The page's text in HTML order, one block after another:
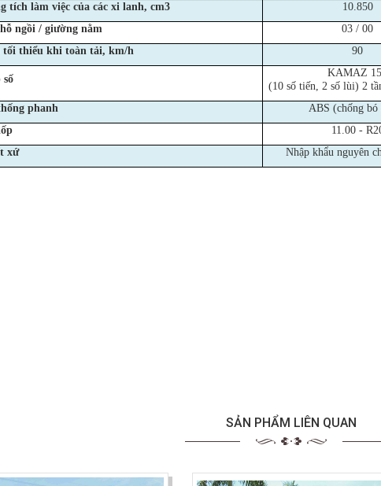
tích làm việc của các xi lanh, cm3
10.850
ngồi / giường nằm
03 / 00
tối thiểu khi toàn tải, km/h
90
số
KAMAZ
(10 số tiến, 2 số lùi) 2
phanh
ABS (chống bó
11.00 -
xứ
Nhập khẩu nguyên
SẢN PHẨM LIÊN QUAN